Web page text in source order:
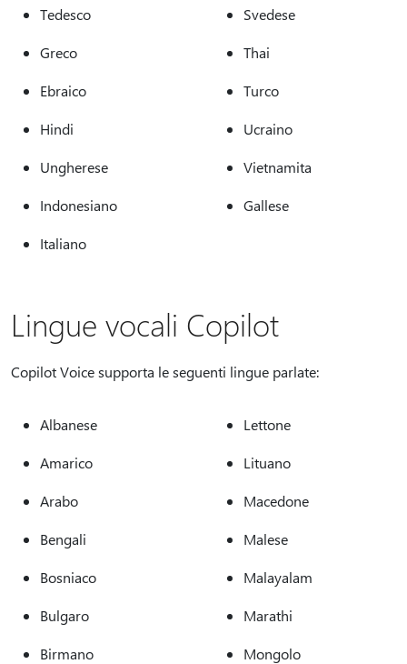
Tedesco
Greco
Ebraico
Hindi
Ungherese
Indonesiano
Italiano
Svedese
Thai
Turco
Ucraino
Vietnamita
Gallese
Lingue vocali Copilot
Copilot Voice supporta le seguenti lingue parlate:
Albanese
Amarico
Arabo
Bengali
Bosniaco
Bulgaro
Birmano
Lettone
Lituano
Macedone
Malese
Malayalam
Marathi
Mongolo